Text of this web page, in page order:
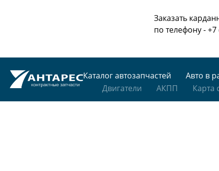
Заказать
по телефону -
Каталог автозапчастей
Авто в
Двигатели
АКПП Карта